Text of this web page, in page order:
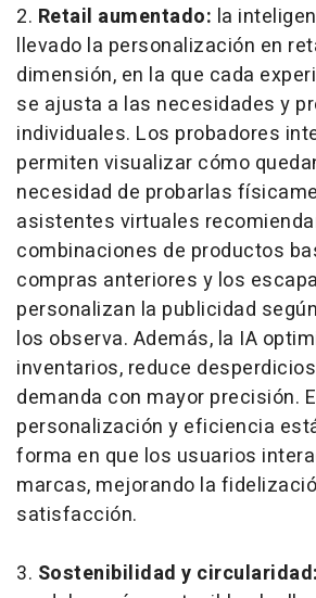
2. Retail aumentado: la
llevado la personalización en
dimensión, en la que cada
se ajusta a las necesidades y
individuales. Los probadores
permiten visualizar cómo
necesidad de probarlas
asistentes virtuales
combinaciones de productos
compras anteriores y los
personalizan la publicidad
los observa. Además, la IA
inventarios, reduce
demanda con mayor precisión.
personalización y eficiencia
forma en que los usuarios
marcas, mejorando la
satisfacción.
3. Sostenibilidad y circularidad: